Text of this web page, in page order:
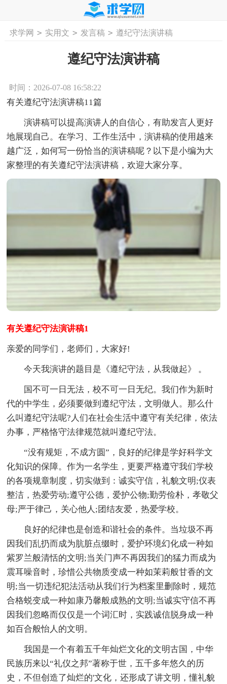
首页 工作计划 活动计划 学习计划
求学网 > 实用文 > 发言稿 > 遵纪守法演讲稿
遵纪守法演讲稿
时间：2026-07-08 16:58:22
有关遵纪守法演讲稿11篇
演讲稿可以提高演讲人的自信心，有助发言人更好
地展现自己。在学习、工作生活中，演讲稿的使用越来
越广泛，如何写一份恰当的演讲稿呢？以下是小编为大
家整理的有关遵纪守法演讲稿，欢迎大家分享。
有关遵纪守法演讲稿1
亲爱的同学们，老师们，大家好!
今天我演讲的题目是《遵纪守法，从我做起》 。
国不可一日无法，校不可一日无纪。我们作为新时
代的中学生，必须要做到遵纪守法，文明做人。那么什
么叫遵纪守法呢?人们在社会生活中遵守有关纪律，依法
办事，严格恪守法律规范就叫遵纪守法。
“没有规矩，不成方圆”，良好的纪律是学好科学文
化知识的保障。作为一名学生，更要严格遵守我们学校
的各项规章制度，切实做到：诚实守信，礼貌文明;仪表
整洁，热爱劳动;遵守公德，爱护公物;勤劳俭朴，孝敬父
母;严于律己，关心他人;团结友爱，热爱学校。
良好的纪律也是创造和谐社会的条件。当垃圾不再
因我们乱扔而成为肮脏点缀时，爱护环境幻化成一种如
紫罗兰般清恬的文明;当关门声不再因我们的猛力而成为
震耳噪音时，珍惜公共物质变成一种如茉莉般甘香的文
明;当一切违纪犯法活动从我们行为档案里删除时，规范
合格蜕变成一种如康乃馨般成熟的文明;当诚实守信不再
因我们忽略而仅仅是一个词汇时，实践诚信脱身成一种
如百合般怡人的文明。
我国是一个有着五千年灿烂文化的文明古国，中华
民族历来以“礼仪之邦”著称于世，五千多年悠久的历
史，不但创造了灿烂的'文化，还形成了讲文明，懂礼貌